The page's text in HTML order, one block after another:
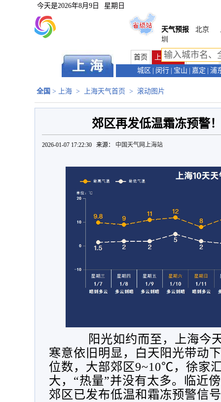
今天是2026年8月9日 星期日
天气预报 北京
圳
首页 上海首页
天气预报
城区
闵行 宝山 嘉定 浦
全国 > 上海 > 上海天气首页 > 滚动图片
郊区再发低温霜冻预警
2026-01-07 17:22:30 来源： 中国天气网上海站
阳光如约而至，上海今
寒意依旧明显，白天阳光带动
位数，大部郊区9~10℃，徐家
大，“热量”并没有太多。临近
郊区已发布低温和霜冻预警信